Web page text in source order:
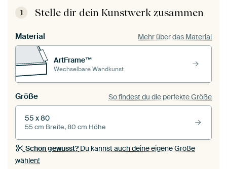
1 Stelle dir dein Kunstwerk zusammen
Material Mehr über das Material
ArtFrame™
Wechselbare Wandkunst
Größe So findest du die perfekte Größe
55 x 80
55 cm Breite, 80 cm Höhe
Schon gewusst?Du kannst auch deine eigene Größe
wählen!